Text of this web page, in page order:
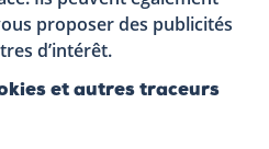
proposer des publicités
d’intérêt.
et autres traceurs